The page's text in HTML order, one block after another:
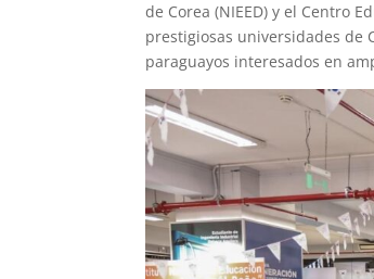
de Corea (NIEED) y el Centro
prestigiosas universidades de
paraguayos interesados en